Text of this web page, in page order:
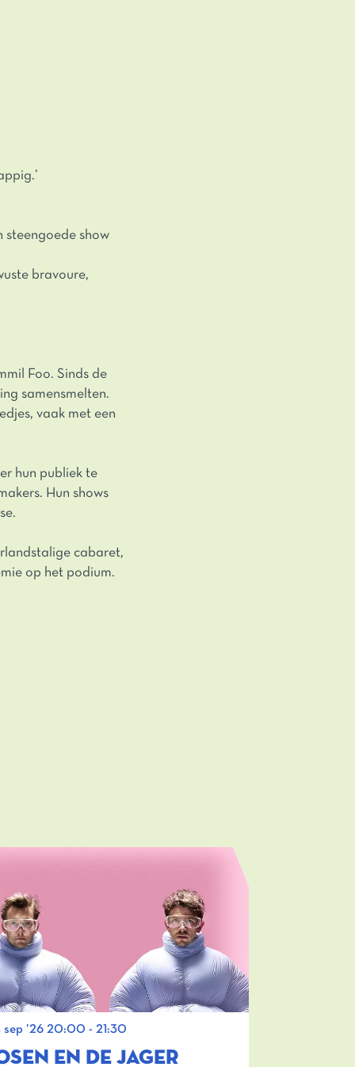
steengoede show
bravoure,
Foo. Sinds de
samensmelten.
vaak met een
hun publiek te
Hun shows
cabaret,
op het podium.
EN DE JAGER
’26 20:00 - 21:30